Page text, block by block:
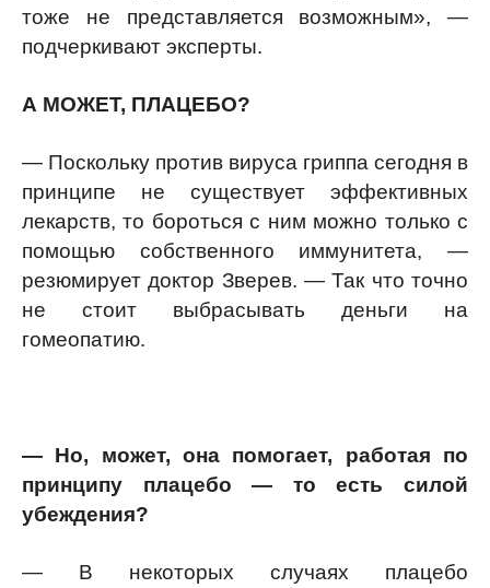
тоже не представляется возможным», —
подчеркивают эксперты.
А МОЖЕТ, ПЛАЦЕБО?
— Поскольку против вируса гриппа сегодня в
принципе не существует эффективных
лекарств, то бороться с ним можно только с
помощью собственного иммунитета, —
резюмирует доктор Зверев. — Так что точно
не стоит выбрасывать деньги на
гомеопатию.
— Но, может, она помогает, работая по
принципу плацебо — то есть силой
убеждения?
— В некоторых случаях плацебо